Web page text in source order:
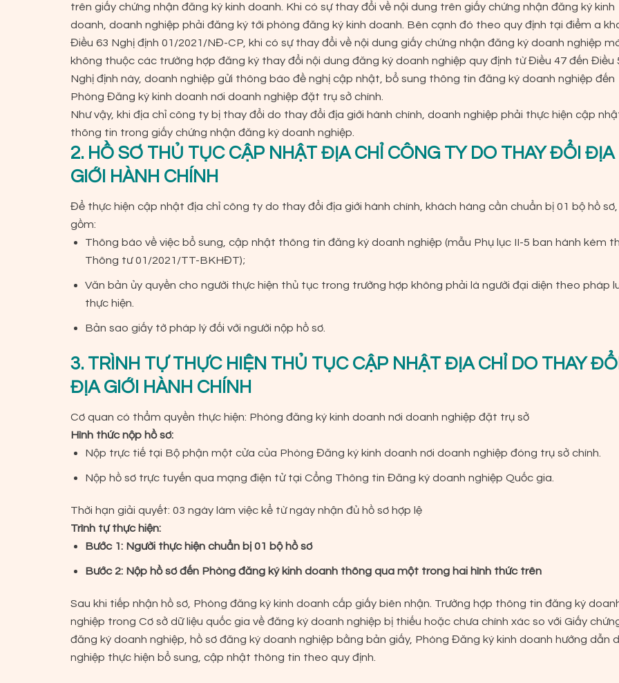
trên giấy chứng nhận đăng ký kinh doanh. Khi có sự thay đổi về nội dung trên giấy chứng nhận đăng ký kinh
doanh, doanh nghiệp phải đăng ký tới phòng đăng ký kinh doanh. Bên cạnh đó theo quy định tại điểm a
Điều 63 Nghị định 01/2021/NĐ-CP, khi có sự thay đổi về nội dung giấy chứng nhận đăng ký doanh nghiệp
không thuộc các trường hợp đăng ký thay đổi nội dung đăng ký doanh nghiệp quy định từ Điều 47 đến Điều
Nghị định này, doanh nghiệp gửi thông báo đề nghị cập nhật, bổ sung thông tin đăng ký doanh nghiệp đến
Phòng Đăng ký kinh doanh nơi doanh nghiệp đặt trụ sở chính.
Như vậy, khi địa chỉ công ty bị thay đổi do thay đổi địa giới hành chính, doanh nghiệp phải thực hiện cập
thông tin trong giấy chứng nhận đăng ký doanh nghiệp.
2. HỒ SƠ THỦ TỤC CẬP NHẬT ĐỊA CHỈ CÔNG TY DO THAY ĐỔI ĐỊA
GIỚI HÀNH CHÍNH
Để thực hiện cập nhật địa chỉ công ty do thay đổi địa giới hành chính, khách hàng cần chuẩn bị 01 bộ hồ
gồm:
Thông báo về việc bổ sung, cập nhật thông tin đăng ký doanh nghiệp (mẫu Phụ lục II-5 ban hành kèm
Thông tư 01/2021/TT-BKHĐT);
Văn bản ủy quyền cho người thực hiện thủ tục trong trường hợp không phải là người đại diện theo pháp
thực hiện.
Bản sao giấy tờ pháp lý đối với người nộp hồ sơ.
3. TRÌNH TỰ THỰC HIỆN THỦ TỤC CẬP NHẬT ĐỊA CHỈ DO THAY ĐỔI
ĐỊA GIỚI HÀNH CHÍNH
Cơ quan có thẩm quyền thực hiện: Phòng đăng ký kinh doanh nơi doanh nghiệp đặt trụ sở
Hình thức nộp hồ sơ:
Nộp trực tiế tại Bộ phận một cửa của Phòng Đăng ký kinh doanh nơi doanh nghiệp đóng trụ sở chính.
Nộp hồ sơ trực tuyến qua mạng điện tử tại Cổng Thông tin Đăng ký doanh nghiệp Quốc gia.
Thời hạn giải quyết: 03 ngày làm việc kể từ ngày nhận đủ hồ sơ hợp lệ
Trình tự thực hiện:
Bước 1: Người thực hiện chuẩn bị 01 bộ hồ sơ
Bước 2: Nộp hồ sơ đến Phòng đăng ký kinh doanh thông qua một trong hai hình thức trên
Sau khi tiếp nhận hồ sơ, Phòng đăng ký kinh doanh cấp giấy biên nhận. Trường hợp thông tin đăng ký
nghiệp trong Cơ sở dữ liệu quốc gia về đăng ký doanh nghiệp bị thiếu hoặc chưa chính xác so với Giấy
đăng ký doanh nghiệp, hồ sơ đăng ký doanh nghiệp bằng bản giấy, Phòng Đăng ký kinh doanh hướng dẫn
nghiệp thực hiện bổ sung, cập nhật thông tin theo quy định.